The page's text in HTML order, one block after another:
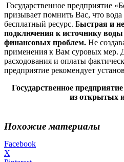
Государственное предприятие
призывает помнить Вас, что
бесплатный ресурс. Быстрая и
подключения к источнику
финансовых проблем. Не
применения к Вам суровых мер.
расходования и оплаты
предприятие рекомендует
Государственное
из открытых
Похожие материалы
Facebook
X